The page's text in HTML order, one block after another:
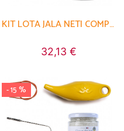
KIT LOTA JALA NETI COMPLET PORCELAINE VERT AMANDE
32,13 €
- 15 %